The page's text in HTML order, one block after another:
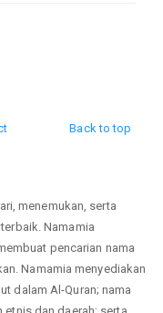
Back to top
menemukan, serta
Namamia
pencarian nama
Namamia menyediakan
dalam Al-Quran; nama